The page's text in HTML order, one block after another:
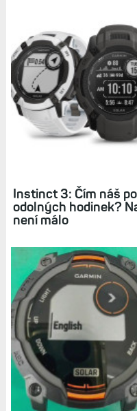
Tagy: INSTINCT 3
Související články